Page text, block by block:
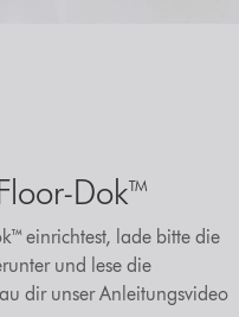
Dok™
einrichtest, lade bitte die
und lese die
dir unser Anleitungsvideo